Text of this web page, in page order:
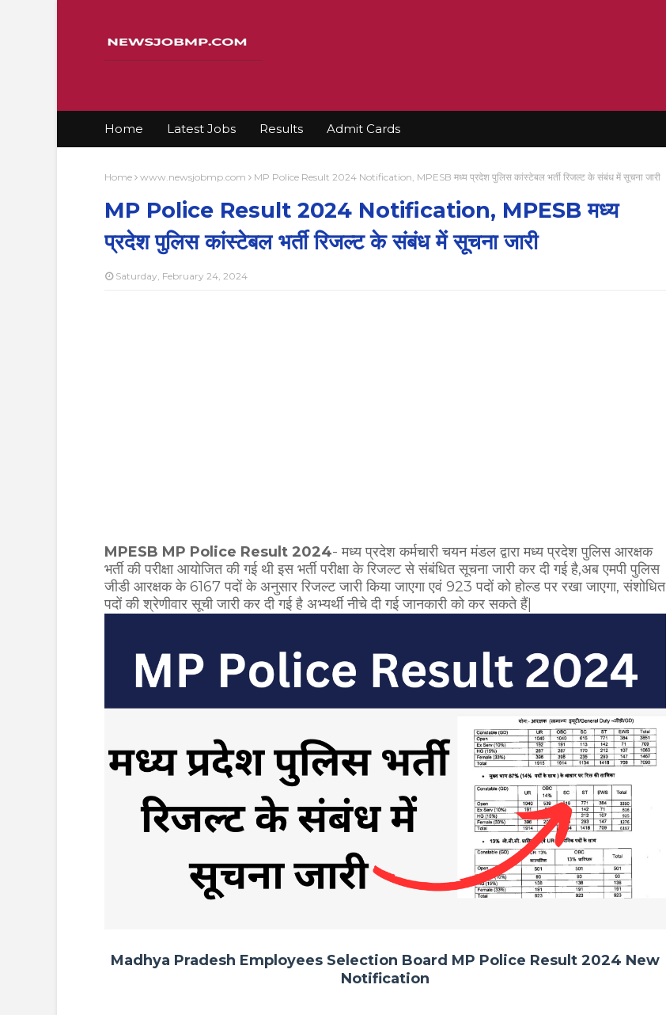
Home Latest Jobs Results Admit Cards
Home www.newsjobmp.com MP Police Result 2024 Notification, MPESB मध्य प्रदेश पुलिस कांस्टेबल भर्ती रिजल्ट के संबंध में सूचना जारी
MP Police Result 2024 Notification, MPESB मध्य
प्रदेश पुलिस कांस्टेबल भर्ती रिजल्ट के संबंध में सूचना जारी
Saturday, February 24, 2024
MPESB MP Police Result 2024- मध्य प्रदेश कर्मचारी चयन मंडल द्वारा मध्य प्रदेश पुलिस आरक्षक
भर्ती की परीक्षा आयोजित की गई थी इस भर्ती परीक्षा के रिजल्ट से संबंधित सूचना जारी कर दी गई है,अब एमपी पुलिस
जीडी आरक्षक के 6167 पदों के अनुसार रिजल्ट जारी किया जाएगा एवं 923 पदों को होल्ड पर रखा जाएगा, संशोधित
पदों की श्रेणीवार सूची जारी कर दी गई है अभ्यर्थी नीचे दी गई जानकारी को कर सकते हैं|
Madhya Pradesh Employees Selection Board MP Police Result 2024 New
Notification